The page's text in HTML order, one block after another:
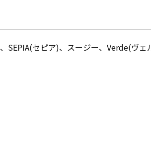
、SEPIA(セピア)、スージー、Verde(ヴェ